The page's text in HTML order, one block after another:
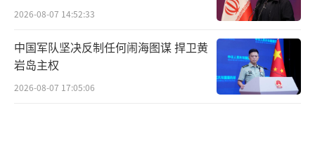
2026-08-07 14:52:33
中国军队坚决反制任何闹海图谋 捍卫黄
岩岛主权
2026-08-07 17:05:06